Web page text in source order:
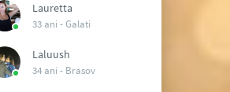
Lauretta
33 ani -Galati
Laluush
34 ani - Brasov